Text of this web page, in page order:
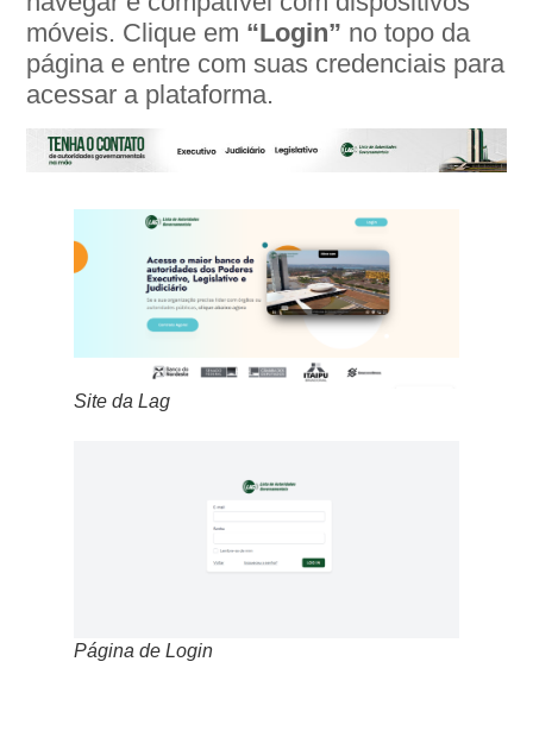
móveis. Clique em “Login” no topo da
página e entre com suas credenciais para
acessar a plataforma.
Site da Lag
Página de Login